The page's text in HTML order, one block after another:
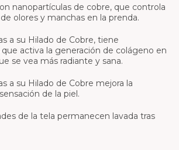
nanopartículas de cobre, que controla
olores y manchas en la prenda.
a su Hilado de Cobre, tiene
activa la generación de colágeno en
se vea más radiante y sana.
a su Hilado de Cobre mejora la
de la piel.
de la tela permanecen lavada tras